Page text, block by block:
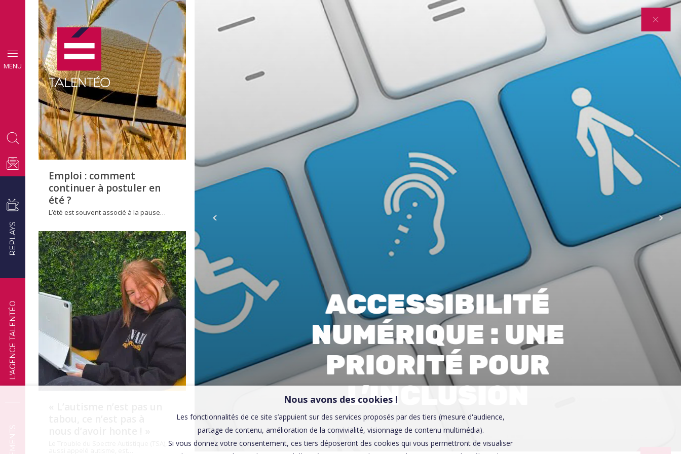
MENU
L'AGENCE TALENTÉO
REPLAYS
CONSEILS
EMPLOI
Emploi : comment
continuer à postuler en
été ?
L’été est souvent associé à la pause…
TÉMOIGNAGES
ACCESSIBILITÉ
NUMÉRIQUE : UNE
PRIORITÉ POUR
L’INCLUSION
Affaires sensibles
00:00
Nous avons des cookies !
Les fonctionnalités de ce site s’appuient sur des services proposés par des tiers (mesure d'audience,
partage de contenu, amélioration de la convivialité, visionnage de contenu multimédia).
Si vous donnez votre consentement, ces tiers déposeront des cookies qui vous permettront de visualiser